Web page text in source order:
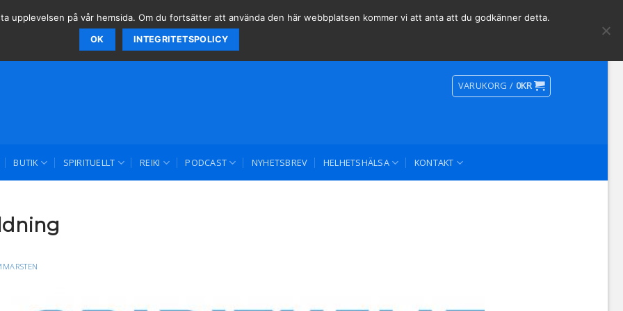
Social Media
VARUKORG / 0KR
BUTIK SPIRITUELLT REIKI PODCAST NYHETSBREV HELHETSHÄLSA KONTAKT
upplevelsen på vår hemsida. Om du fortsätter att använda den här webbplatsen kommer vi att anta att du godkänner detta.
OK INTEGRITETSPOLICY